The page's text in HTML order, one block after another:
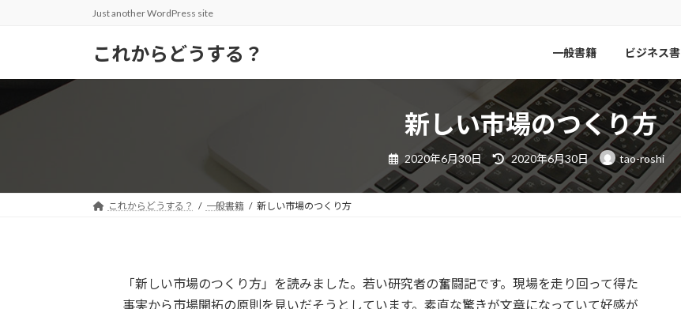
Just another WordPress site
これからどうする？ 一般書籍 ビジネス書
新しい市場のつくり方
2020年6月30日
最
終
更
新
日
2020年6月30日 tao-roshi
これからどうする？ 一般書籍 新しい市場のつくり方
「新しい市場のつくり方」を読みました。若い研究者の奮闘記です。現場を走り回って得た
事実から市場開拓の原則を見いだそうとしています。素直な驚きが文章になっていて好感が